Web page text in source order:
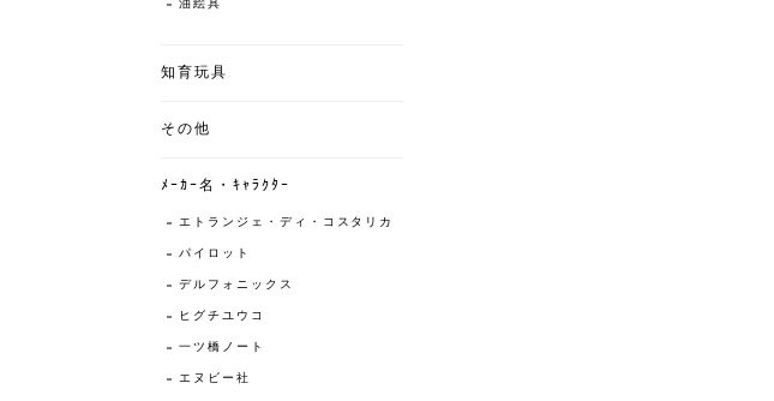
油絵具
知育玩具
その他
ﾒｰｶｰ名・ｷｬﾗｸﾀｰ
エトランジェ・ディ・コスタリカ
パイロット
デルフォニックス
ヒグチユウコ
一ツ橋ノート
エヌビー社